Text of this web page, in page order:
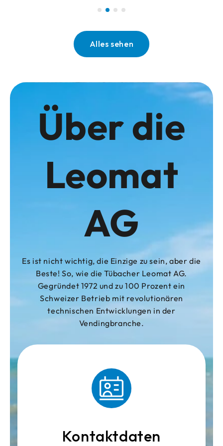
Alles sehen
Über die
Leomat
AG
Es ist nicht wichtig, die Einzige zu sein, aber die
Beste! So, wie die Tübacher Leomat AG.
Gegründet 1972 und zu 100 Prozent ein
Schweizer Betrieb mit revolutionären
technischen Entwicklungen in der
Vendingbranche.
Kontaktdaten